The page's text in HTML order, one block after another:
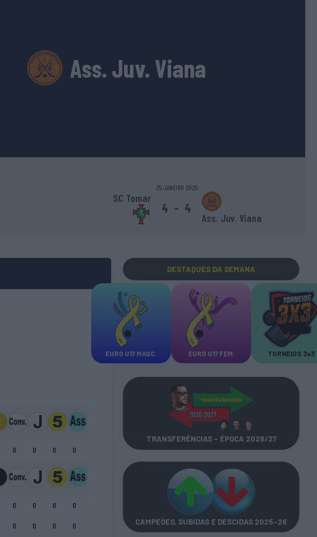
Ass. Juv. Viana
25 JANEIRO 2025
SC Tomar
4 - 4
Ass. Juv. Viana
0 0 0 0
0 0 0 0
0 0 0 0
DESTAQUES DA SEMANA
EURO U17 MASC. EURO U17 FEM. TORNEIOS 3x3
TRANSFERÊNCIAS - ÉPOCA 2026/27
CAMPEÕES, SUBIDAS E DESCIDAS 2025-26